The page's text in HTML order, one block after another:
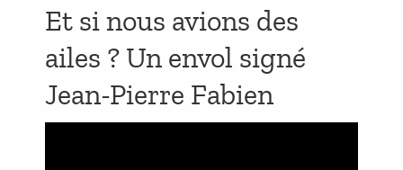
Et si nous avions des
ailes ? Un envol signé
Jean-Pierre Fabien